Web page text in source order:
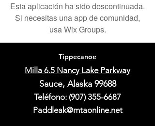
Esta aplicación ha sido descontinuada.
Si necesitas una app de comunidad,
usa Wix Groups.
Tippecanoe
Milla 6.5 Nancy Lake Parkway
Sauce, Alaska 99688
Teléfono: (907) 355-6687
Paddleak@mtaonline.net